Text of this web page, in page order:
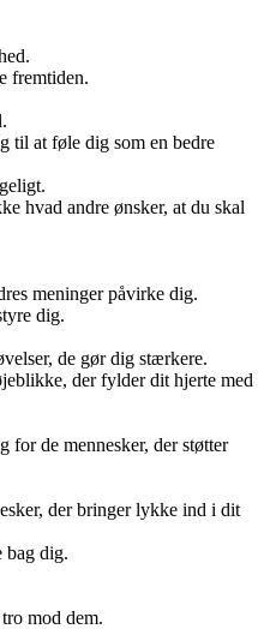
fremtiden.
til at føle dig som en bedre
hvad andre ønsker, at du skal
meninger påvirke dig.
dig.
de gør dig stærkere.
der fylder dit hjerte med
de mennesker, der støtter
der bringer lykke ind i dit
bag dig.
mod dem.